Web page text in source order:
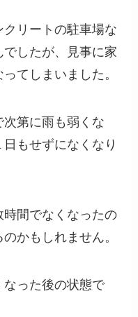
リートの駐車場な
したが、見事に家
てしまいました。
第に雨も弱くな
もせずになくなり
間でなくなったの
かもしれません。
なった後の状態で